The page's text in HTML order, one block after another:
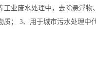
业废水处理中，去除悬浮物
； 3、用于城市污水处理中